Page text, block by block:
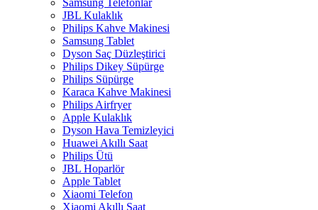
Samsung Telefonlar
JBL Kulaklık
Philips Kahve Makinesi
Samsung Tablet
Dyson Saç Düzleştirici
Philips Dikey Süpürge
Philips Süpürge
Karaca Kahve Makinesi
Philips Airfryer
Apple Kulaklık
Dyson Hava Temizleyici
Huawei Akıllı Saat
Philips Ütü
JBL Hoparlör
Apple Tablet
Xiaomi Telefon
Xiaomi Akıllı Saat